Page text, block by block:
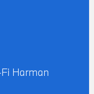
Harman